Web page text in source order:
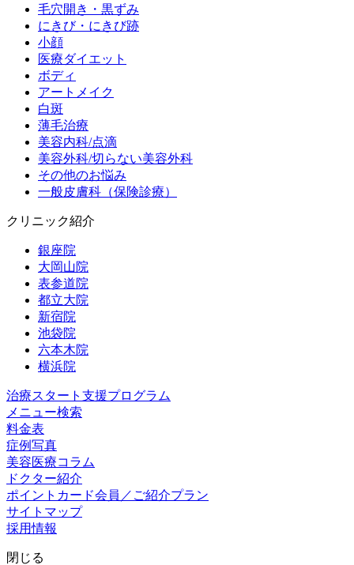
毛穴開き・黒ずみ
にきび・にきび跡
小顔
医療ダイエット
ボディ
アートメイク
白斑
薄毛治療
美容内科/点滴
美容外科/切らない美容外科
その他のお悩み
一般皮膚科（保険診療）
クリニック紹介
銀座院
大岡山院
表参道院
都立大院
新宿院
池袋院
六本木院
横浜院
治療スタート支援プログラム
メニュー検索
料金表
症例写真
美容医療コラム
ドクター紹介
ポイントカード会員／ご紹介プラン
サイトマップ
採用情報
閉じる